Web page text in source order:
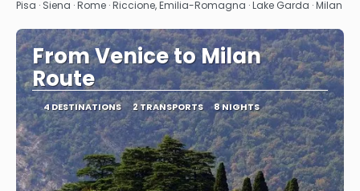
See
Pisa · Siena · Rome · Riccione, Emilia-Romagna · Lake Garda · Milan
From Venice to Milan
Route
4 DESTINATIONS 2 TRANSPORTS 8 NIGHTS